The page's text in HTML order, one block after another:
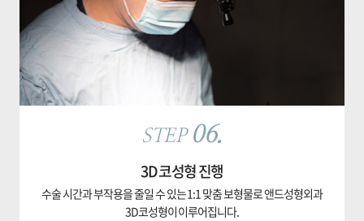
STEP 06.
3D 코성형 진행
수술 시간과 부작용을 줄일 수 있는 1:1 맞춤 보형물로 앤드성형외과
3D코성형이 이루어집니다.